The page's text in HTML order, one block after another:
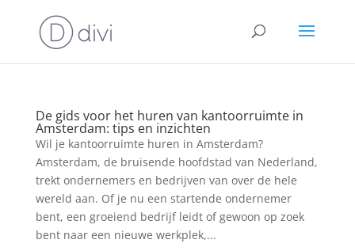
De gids voor het huren van kantoorruimte in
Amsterdam: tips en inzichten
Wil je kantoorruimte huren in Amsterdam?
Amsterdam, de bruisende hoofdstad van Nederland,
trekt ondernemers en bedrijven van over de hele
wereld aan. Of je nu een startende ondernemer
bent, een groeiend bedrijf leidt of gewoon op zoek
bent naar een nieuwe werkplek,...